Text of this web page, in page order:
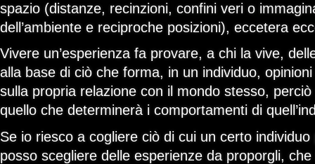
spazio (distanze, recinzioni, confini veri o
dell’ambiente e reciproche posizioni), eccetera
Vivere un’esperienza fa provare, a chi la vive,
alla base di ciò che forma, in un individuo,
sulla propria relazione con il mondo stesso,
quello che determinerà i comportamenti di
Se io riesco a cogliere ciò di cui un certo
posso scegliere delle esperienze da proporgli,